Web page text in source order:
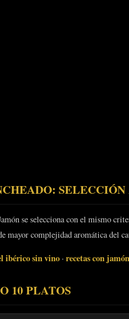
se selecciona con el mismo
mayor complejidad aromática del
ibérico sin vino · recetas con
10 PLATOS